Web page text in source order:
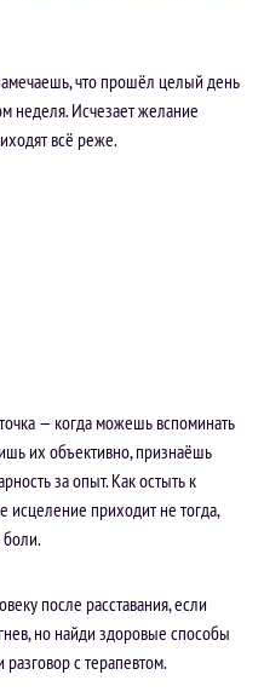
что прошёл целый день
неделя. Исчезает желание
всё реже.
— когда можешь вспоминать
их объективно, признаёшь
за опыт. Как остыть к
приходит не тогда,
после расставания, если
но найди здоровые способы
с терапевтом.